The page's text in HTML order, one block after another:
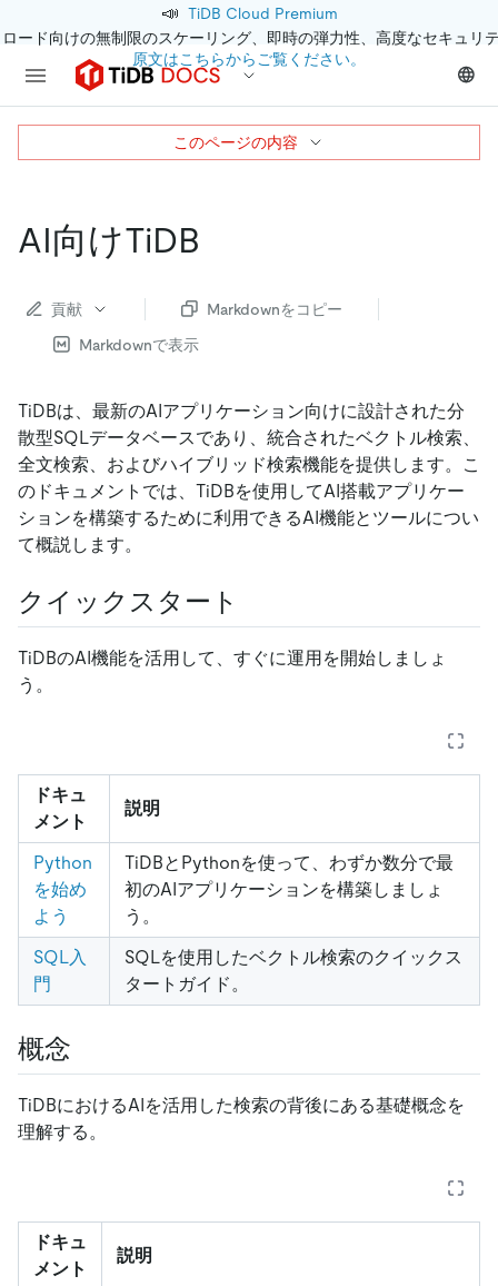
📣 TiDB Cloud Premium
ード向けの無制限のスケーリング、即時の弾力性、高度なセキュリ
原文はこちらからご覧ください。
AI向けTiDB
貢献
Markdownをコピー
Markdownで表示
TiDBは、最新のAIアプリケーション向けに設計された分
散型SQLデータベースであり、統合されたベクトル検索、
全文検索、およびハイブリッド検索機能を提供します。こ
のドキュメントでは、TiDBを使用してAI搭載アプリケー
ションを構築するために利用できるAI機能とツールについ
て概説します。
クイックスタート
TiDBのAI機能を活用して、すぐに運用を開始しましょ
う。
ドキュ
メント
説明
Python
を始め
よう
TiDBとPythonを使って、わずか数分で最
初のAIアプリケーションを構築しましょ
う。
SQL入
門
SQLを使用したベクトル検索のクイックス
タートガイド。
概念
TiDBにおけるAIを活用した検索の背後にある基礎概念を
理解する。
ドキュ
メント
説明
このページの内容